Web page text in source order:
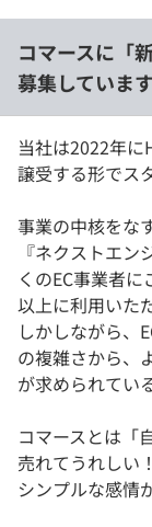
プラン
個人向けプラン
法人向けプラン
学校向けプラン
契約内容・クーポン
コマースに「
募集していま
当社は2022年
譲受する形でス
事業の中核をな
『ネクストエ
くのEC事業者
以上に利用いた
しかしながら、
の複雑さから、
が求められてい
コマースとは「
売れてうれしい
シンプルな感情